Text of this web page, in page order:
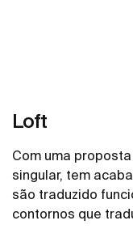
Loft
Com uma
singular, tem
são traduzido
contornos que